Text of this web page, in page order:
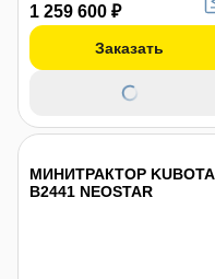
1 259 600 ₽
Заказать
МИНИТРАКТОР KUBOTA
B2441 NEOSTAR